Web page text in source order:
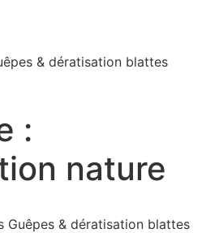
& dératisation blattes
:
nature
Guêpes & dératisation blattes